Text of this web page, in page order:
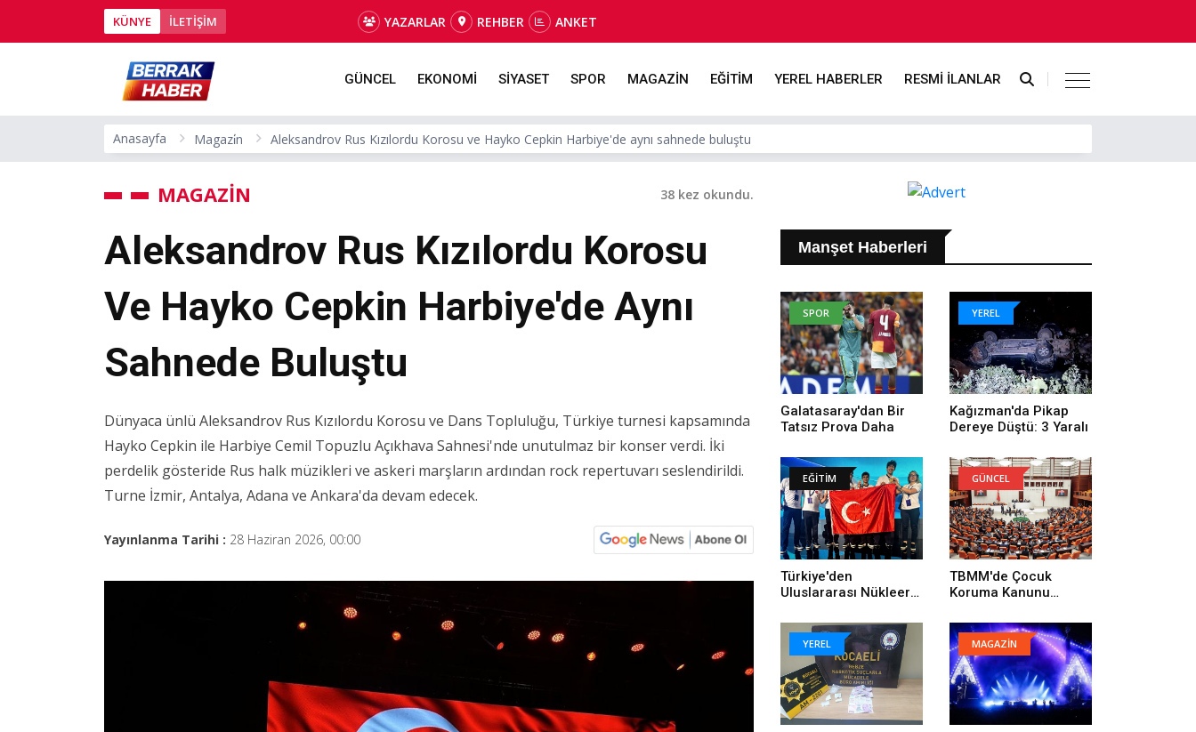
KÜNYE İLETİŞİM YAZARLAR REHBER ANKET
GÜNCEL EKONOMİ SİYASET SPOR MAGAZİN EĞİTİM YEREL HABERLER RESMİ İLANLAR
Anasayfa Magazi̇n Aleksandrov Rus Kızılordu Korosu ve Hayko Cepkin Harbiye'de aynı sahnede buluştu
MAGAZİN 38 kez okundu.
Aleksandrov Rus Kızılordu Korosu
Ve Hayko Cepkin Harbiye'de Aynı
Sahnede Buluştu
Dünyaca ünlü Aleksandrov Rus Kızılordu Korosu ve Dans Topluluğu, Türkiye turnesi kapsamında
Hayko Cepkin ile Harbiye Cemil Topuzlu Açıkhava Sahnesi'nde unutulmaz bir konser verdi. İki
perdelik gösteride Rus halk müzikleri ve askeri marşların ardından rock repertuvarı seslendirildi.
Turne İzmir, Antalya, Adana ve Ankara'da devam edecek.
Yayınlanma Tarihi : 28 Haziran 2026, 00:00
Manşet Haberleri
SPOR
Galatasaray'dan Bir
Tatsız Prova Daha
YEREL
Kağızman'da Pikap
Dereye Düştü: 3 Yaralı
EĞİTİM
Türkiye'den
Uluslararası Nükleer
Tarihi Başarı: 1 Altın, 3
Bronz
GÜNCEL
TBMM'de Çocuk
Koruma Kanunu
YEREL MAGAZİN